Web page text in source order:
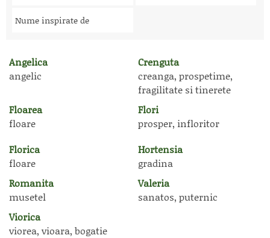
Nume inspirate de
Angelica
angelic
Crenguta
creanga, prospetime,
fragilitate si tinerete
Floarea
floare
Flori
prosper, infloritor
Florica
floare
Hortensia
gradina
Romanita
musetel
Valeria
sanatos, puternic
Viorica
viorea, vioara, bogatie